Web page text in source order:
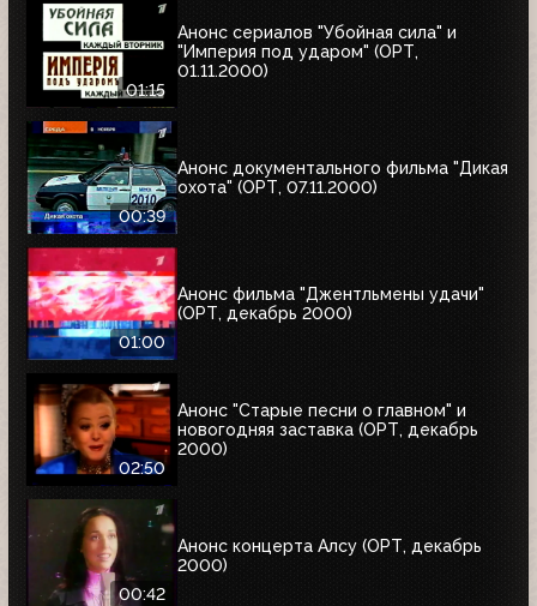
01:15
Анонс сериалов "Убойная сила" и
"Империя под ударом" (ОРТ,
01.11.2000)
00:39
Анонс документального фильма "Дикая
охота" (ОРТ, 07.11.2000)
01:00
Анонс фильма "Джентльмены удачи"
(ОРТ, декабрь 2000)
02:50
Анонс "Старые песни о главном" и
новогодняя заставка (ОРТ, декабрь
2000)
00:42
Анонс концерта Алсу (ОРТ, декабрь
2000)